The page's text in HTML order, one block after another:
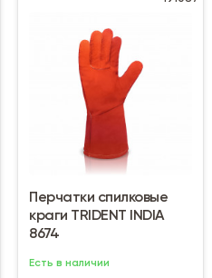
Перчатки спилковые
краги TRIDENT INDIA
8674
Есть в наличии